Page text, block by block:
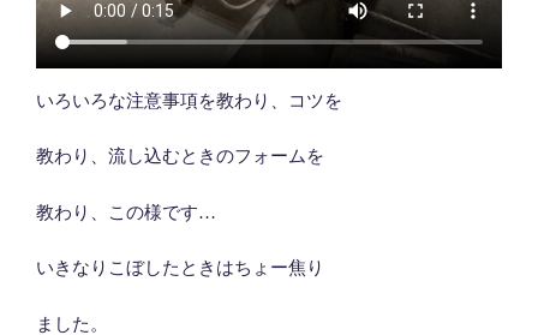
いろいろな注意事項を教わり、コツを
教わり、流し込むときのフォームを
教わり、この様です…
いきなりこぼしたときはちょー焦り
ました。